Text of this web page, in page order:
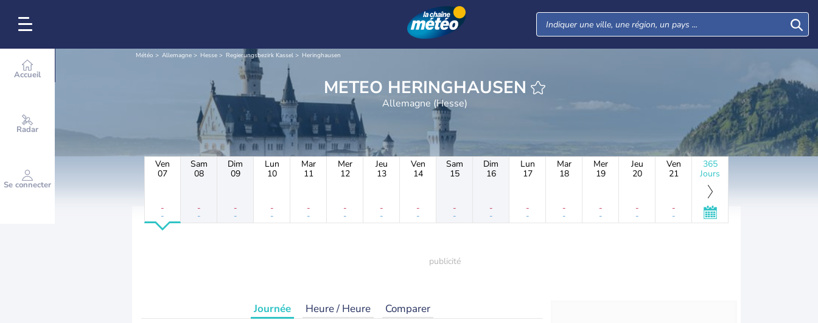
Accueil
Radar
Se connecter
Météo Allemagne Hesse Regierungsbezirk Kassel Heringhausen
METEO HERINGHAUSEN
Allemagne (Hesse)
Ven
07
-
-
Sam
08
-
-
Dim
09
-
-
Lun
10
-
-
Mar
11
-
-
Mer
12
-
-
Jeu
13
-
-
Ven
14
-
-
Sam
15
-
-
Dim
16
-
-
Lun
17
-
-
Mar
18
-
-
Mer
19
-
-
Jeu
20
-
-
Ven
21
-
-
365
Jours
Journée Heure / Heure Comparer